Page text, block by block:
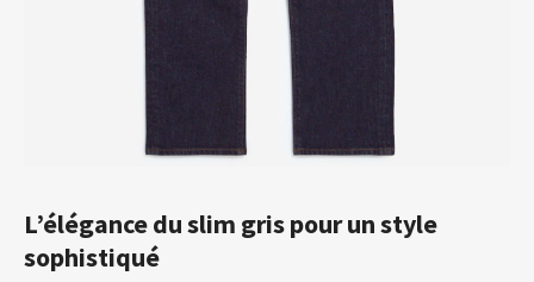
L’élégance du slim gris pour un style
sophistiqué